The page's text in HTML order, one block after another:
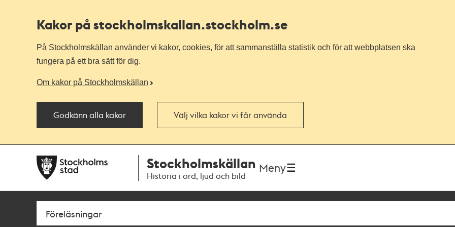
Kakor på stockholmskallan.stockholm.se
På Stockholmskällan använder vi kakor, cookies, för att sammanställa statistik och för att webbplatsen ska
fungera på ett bra sätt för dig.
Om kakor på Stockholmskällan
Godkänn alla kakor Välj vilka kakor vi får använda
navigationen
huvudinnehållet
Stockholmskällan
Historia i ord, ljud och bild
Meny
Sök